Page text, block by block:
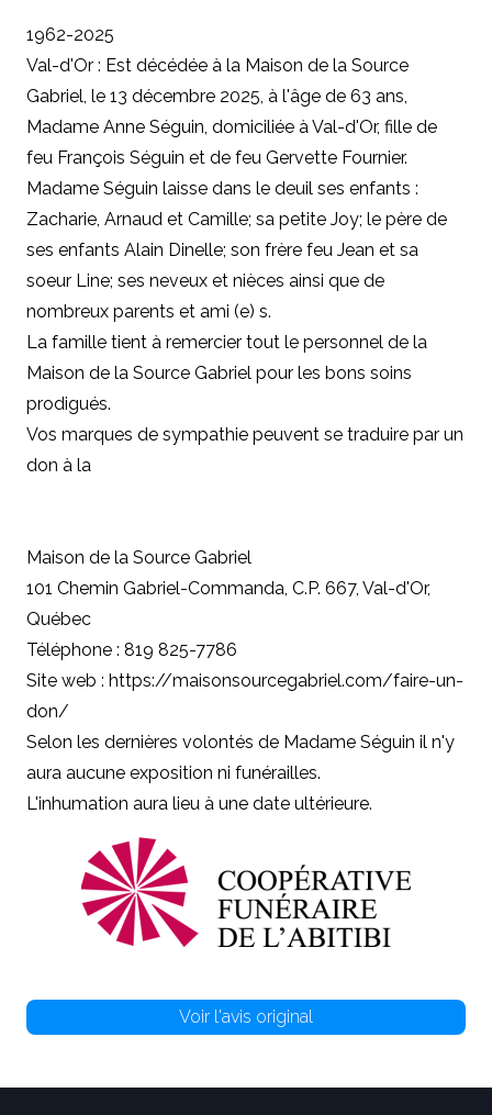
1962-2025
Val-d'Or : Est décédée à la Maison de la Source
Gabriel, le 13 décembre 2025, à l'âge de 63 ans,
Madame Anne Séguin, domiciliée à Val-d'Or, fille de
feu François Séguin et de feu Gervette Fournier.
Madame Séguin laisse dans le deuil ses enfants :
Zacharie, Arnaud et Camille; sa petite Joy; le père de
ses enfants Alain Dinelle; son frère feu Jean et sa
soeur Line; ses neveux et nièces ainsi que de
nombreux parents et ami (e) s.
La famille tient à remercier tout le personnel de la
Maison de la Source Gabriel pour les bons soins
prodigués.
Vos marques de sympathie peuvent se traduire par un
don à la
Maison de la Source Gabriel
101 Chemin Gabriel-Commanda, C.P. 667, Val-d'Or,
Québec
Téléphone : 819 825-7786
Site web : https://maisonsourcegabriel.com/faire-un-
don/
Selon les dernières volontés de Madame Séguin il n'y
aura aucune exposition ni funérailles.
L'inhumation aura lieu à une date ultérieure.
Voir l'avis original